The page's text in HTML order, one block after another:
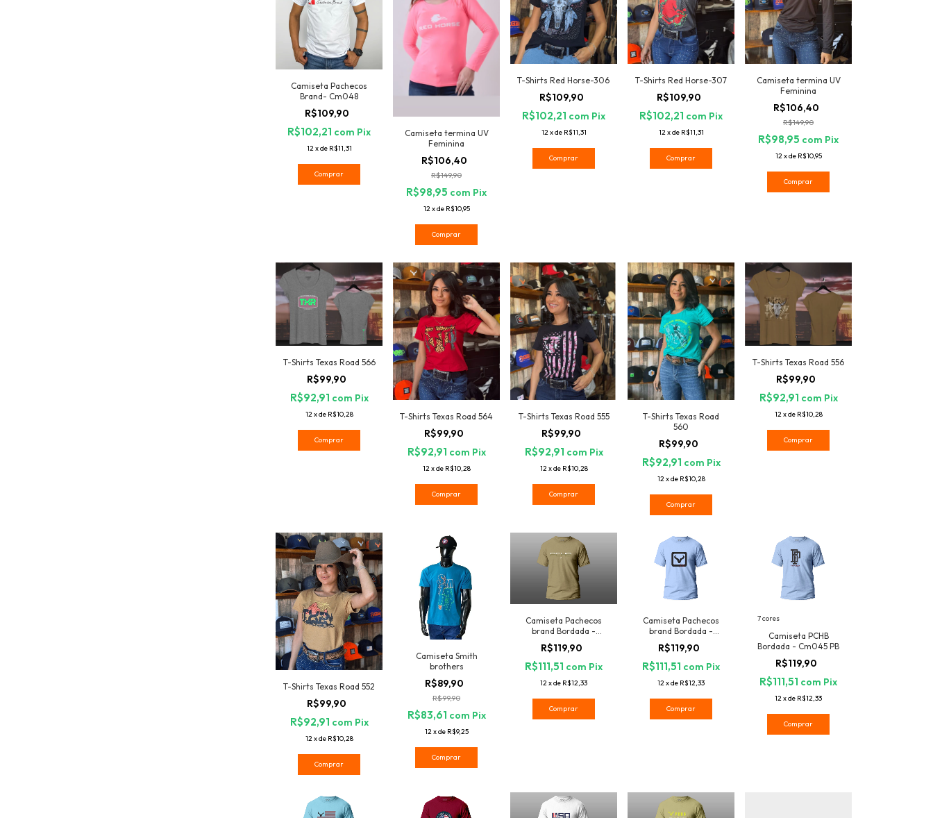
Camiseta Pachecos
Brand- Cm048
R$109,90
R$102,21 com Pix
12xde R$11,31
Comprar
Camiseta termina UV
Feminina
R$106,40
R$149,90
R$98,95 com Pix
12xde R$10,95
Comprar
T-Shirts Red Horse-306
R$109,90
R$102,21 com Pix
12xde R$11,31
Comprar
T-Shirts Red Horse-307
R$109,90
R$102,21 com Pix
12xde R$11,31
Comprar
Camiseta termina UV
Feminina
R$106,40
R$149,90
R$98,95 com Pix
12xde R$10,95
Comprar
T-Shirts Texas Road 566
R$99,90
R$92,91 com Pix
12xde R$10,28
Comprar
T-Shirts Texas Road 564
R$99,90
R$92,91 com Pix
12xde R$10,28
Comprar
T-Shirts Texas Road 555
R$99,90
R$92,91 com Pix
12xde R$10,28
Comprar
T-Shirts Texas Road
560
R$99,90
R$92,91 com Pix
12xde R$10,28
Comprar
T-Shirts Texas Road 556
R$99,90
R$92,91 com Pix
12xde R$10,28
Comprar
T-Shirts Texas Road 552
R$99,90
R$92,91 com Pix
12xde R$10,28
Comprar
Camiseta Smith
brothers
R$89,90
R$99,90
R$83,61 com Pix
12xde R$9,25
Comprar
Camiseta Pachecos
brand Bordada -
Cm047
R$119,90
R$111,51 com Pix
12xde R$12,33
Comprar
Camiseta Pachecos
brand Bordada -
Cm046 HORNE
R$119,90
R$111,51 com Pix
12xde R$12,33
Comprar
7 cores
Camiseta PCHB
Bordada - Cm045 PB
R$119,90
R$111,51 com Pix
12xde R$12,33
Comprar